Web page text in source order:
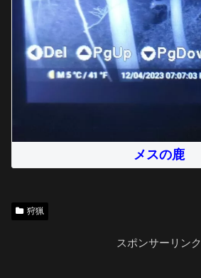
メスの鹿
狩猟
スポンサーリンク